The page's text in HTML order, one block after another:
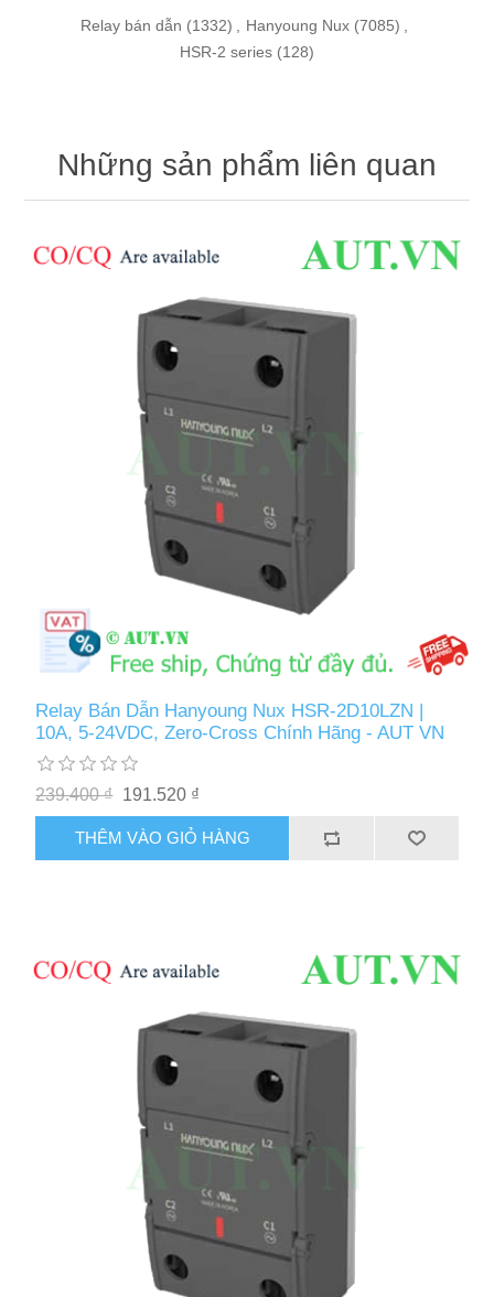
Relay bán dẫn (1332) Hanyoung Nux (7085)
HSR-2 series (128)
Những sản phẩm liên quan
Relay Bán Dẫn Hanyoung Nux HSR-2D10LZN |
10A, 5-24VDC, Zero-Cross Chính Hãng - AUT VN
239.400 ₫ 191.520 ₫
THÊM VÀO GIỎ HÀNG